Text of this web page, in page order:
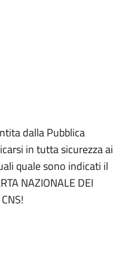
dalla Pubblica
in tutta sicurezza ai
quale sono indicati il
NAZIONALE DEI